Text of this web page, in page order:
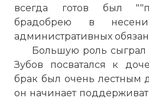
всегда готов был
брадобрею в
административных
Большую роль сыграл
Зубов посватался к
брак был очень лестным
он начинает